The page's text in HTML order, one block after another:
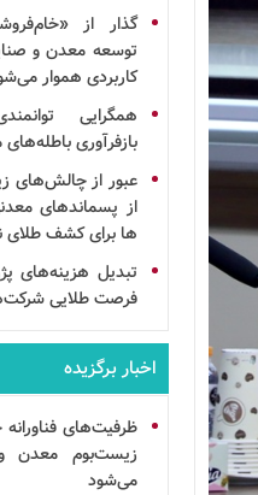
گذار از
توسعه معدن و
کاربردی هموار
همگرایی
بازفرآوری
عبور از چالش‌های
از پسماندهای
ها برای کشف طلای
تبدیل هزینه‌های
فرصت طلایی
اخبار برگزیده
ظرفیت‌های فناورانه
زیست‌بوم معدن
می‌شود